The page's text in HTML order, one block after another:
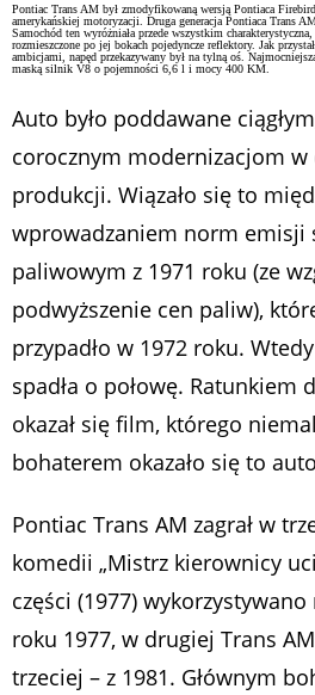
Pontiac Trans AM był zmodyfikowaną wersją Pontiaca
amerykańskiej motoryzacji. Druga generacja Pontiaca Trans
Samochód ten wyróżniała przede wszystkim
rozmieszczone po jej bokach pojedyncze reflektory. Jak
ambicjami, napęd przekazywany był na tylną oś.
maską silnik V8 o pojemności 6,6 l i mocy 400 KM.
Auto było poddawane
corocznym modernizacjom w
produkcji. Wiązało się to
wprowadzaniem norm emisji
paliwowym z 1971 roku (ze
podwyższenie cen paliw),
przypadło w 1972 roku.
spadła o połowę. Ratunkiem
okazał się film, którego
bohaterem okazało się to
Pontiac Trans AM zagrał w
komedii „Mistrz kierownicy
części (1977)
roku 1977, w drugiej Trans
trzeciej – z 1981. Głównym